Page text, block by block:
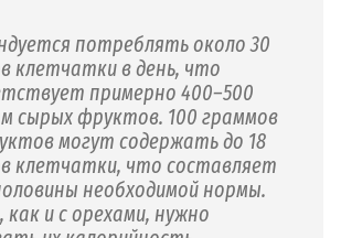
потреблять около 30
клетчатки в день, что
примерно 400–500
сырых фруктов. 100 граммов
могут содержать до 18
клетчатки, что составляет
необходимой нормы.
как и с орехами, нужно